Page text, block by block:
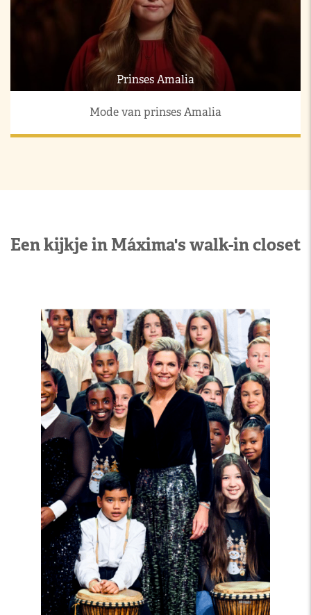
Prinses Amalia
Mode van prinses Amalia
Een kijkje in Máxima's walk-in closet